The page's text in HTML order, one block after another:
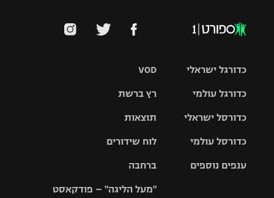
VOD
רץ ברשת
תוצאות
לוח שידורים
ברחבה
"מעל הליגה" – פודקאסט
כדורגל ישראלי
גביע הטוטו
כדורגל עולמי
האלופות
ליגה
כדורסל ישראלי
סל
כדורסל עולמי
ענפים נוספים